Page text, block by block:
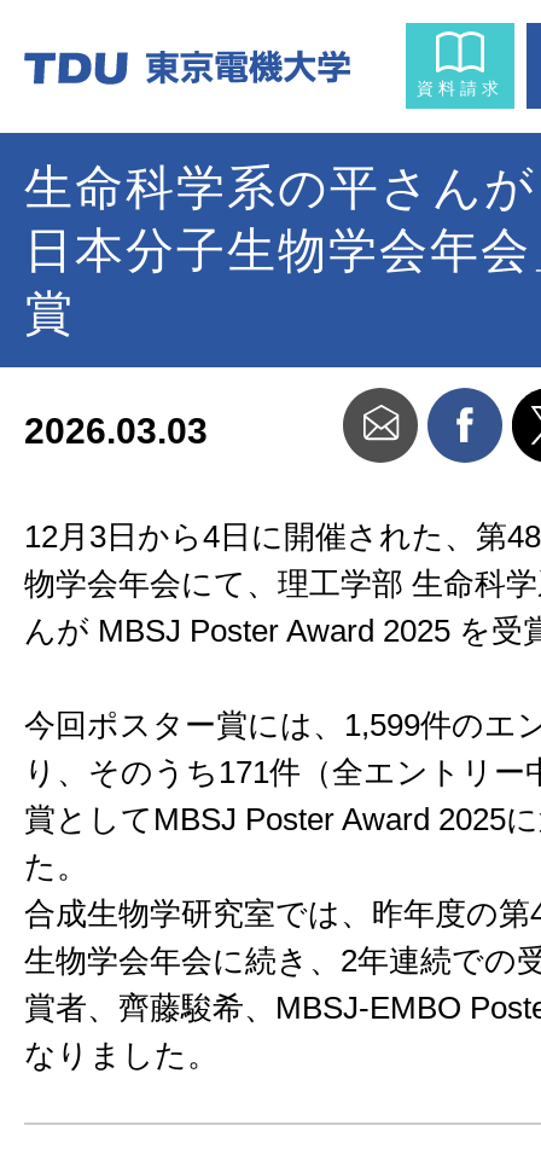
資料請求
生命科学系の平さん
日本分子生物学会年
賞
2026.03.03
12月3日から4日に開催された、第
物学会年会にて、理工学部 生命科
んが MBSJ Poster Award 2025 を受
今回ポスター賞には、1,599件のエ
り、そのうち171件（全エントリー
賞としてMBSJ Poster Award 2025
た。
合成生物学研究室では、昨年度の第
生物学会年会に続き、2年連続での
賞者、齊藤駿希、MBSJ-EMBO
なりました。